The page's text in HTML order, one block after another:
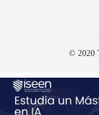
© 2020